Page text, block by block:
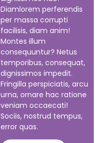
Diamlorem perferendis
per massa corrupti
facilisis, diam anim!
Montes illum
consequuntur? Netus
temporibus, consequat,
dignissimos impedit.
Fringilla perspiciatis, arcu
urna, ornare hac ratione
veniam occaecati!
Sociis, nostrud tempus,
error quas.